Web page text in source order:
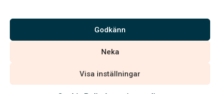
Godkänn
Neka
Visa inställningar
Vi är auktoriserade av Sveriges Begravningsbyråers Förbund och
har högt ställda krav på utbildning, kvalitet, miljö och arbetsmiljö.